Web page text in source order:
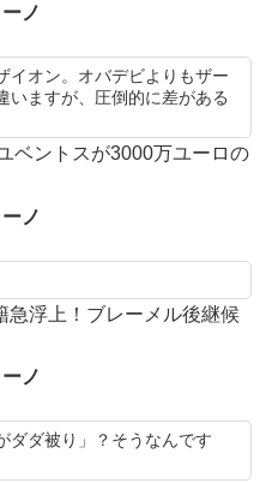
ノ
イオン。オバデビよりもザー
いますが、圧倒的に差がある
ベントスが3000万ユーロの
ノ
急浮上！ブレーメル後継候
ノ
ダダ被り」？そうなんです